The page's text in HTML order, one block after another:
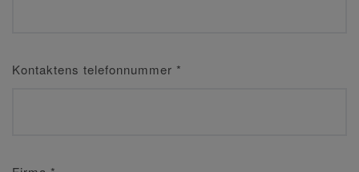
Kontaktens telefonnummer *